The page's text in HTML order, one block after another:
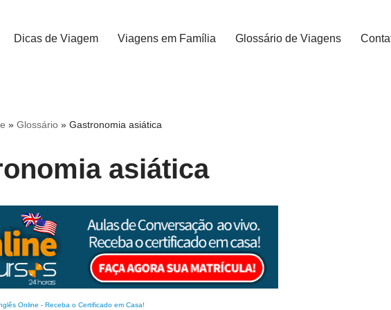
Dicas de Viagem Viagens em Família Glossário de Viagens
» Glossário» Gastronomia asiática
asiática
Online - Receba o Certificado em Casa!